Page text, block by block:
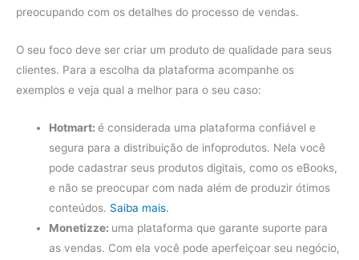
preocupando com os detalhes do processo de vendas.
O seu foco deve ser criar um produto de qualidade para seus
clientes. Para a escolha da plataforma acompanhe os
exemplos e veja qual a melhor para o seu caso:
Hotmart:é considerada uma plataforma confiável e
segura para a distribuição de infoprodutos. Nela você
pode cadastrar seus produtos digitais, como os eBooks,
e não se preocupar com nada além de produzir ótimos
conteúdos. Saiba mais.
Monetizze: uma plataforma que garante suporte para
as vendas. Com ela você pode aperfeiçoar seu negócio,